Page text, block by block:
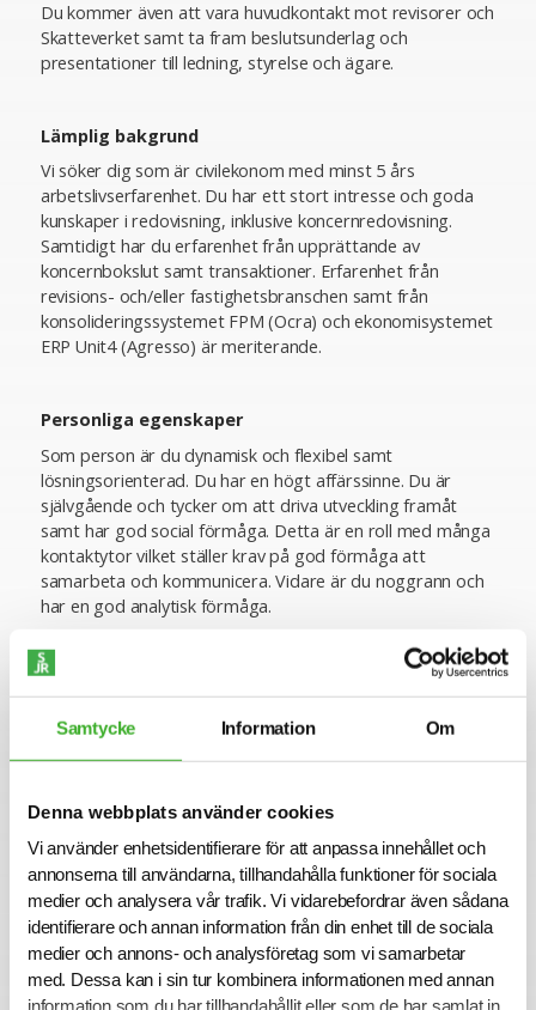
Samtycke Information Om
Denna webbplats använder cookies
Vi använder enhetsidentifierare för att anpassa innehållet och
annonserna till användarna, tillhandahålla funktioner för sociala
medier och analysera vår trafik. Vi vidarebefordrar även sådana
identifierare och annan information från din enhet till de sociala
medier och annons- och analysföretag som vi samarbetar
med. Dessa kan i sin tur kombinera informationen med annan
information som du har tillhandahållit eller som de har samlat in
Du kommer även att vara huvudkontakt mot revisorer och
Skatteverket samt ta fram beslutsunderlag och
presentationer till ledning, styrelse och ägare.
Lämplig bakgrund
Vi söker dig som är civilekonom med minst 5 års
arbetslivserfarenhet. Du har ett stort intresse och goda
kunskaper i redovisning, inklusive koncernredovisning.
Samtidigt har du erfarenhet från upprättande av
koncernbokslut samt transaktioner. Erfarenhet från
revisions- och/eller fastighetsbranschen samt från
konsolideringssystemet FPM (Ocra) och ekonomisystemet
ERP Unit4 (Agresso) är meriterande.
Personliga egenskaper
Som person är du dynamisk och flexibel samt
lösningsorienterad. Du har en högt affärssinne. Du är
självgående och tycker om att driva utveckling framåt
samt har god social förmåga. Detta är en roll med många
kontaktytor vilket ställer krav på god förmåga att
samarbeta och kommunicera. Vidare är du noggrann och
har en god analytisk förmåga.
Om företaget
börsnoterade fastighetsbolag. Företagets resa började
2005 och idag har Balderkoncernen mer än 1 000
utvecklar bostäder, kommersiella fastigheter och hotell i
Sverige, Danmark, Finland, Tyskland, Storbritannien och
Norge. Balders huvudkontor ligger i Göteborg.
Vår snabba utveckling är ett resultat av gjorda
investeringar och av engagerade och kompetenta
medarbetare. Vi nyttjar varandras styrkor, erfarenheter
och välkomnar nya idéer som kan vidareutveckla såväl
verksamheten som medarbetare. Våra värdeord är